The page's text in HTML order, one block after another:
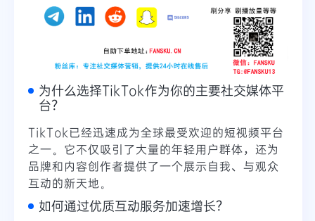
为什么选择TikTok作为你的主要社交媒体平
台？
TikTok已经迅速成为全球最受欢迎的短视频平台
之一。它不仅吸引了大量的年轻用户群体，还为
品牌和内容创作者提供了一个展示自我、与观众
互动的新天地。
如何通过优质互动服务加速增长？